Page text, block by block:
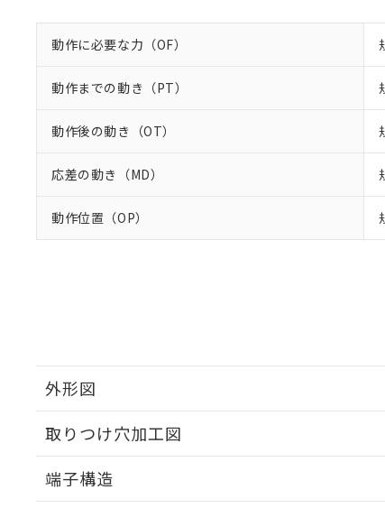
動作に必要な力（OF）
動作までの動き（PT）
動作後の動き（OT）
応差の動き（MD）
動作位置（OP）
外形図
取りつけ穴加工図
端子構造
り割愛してお